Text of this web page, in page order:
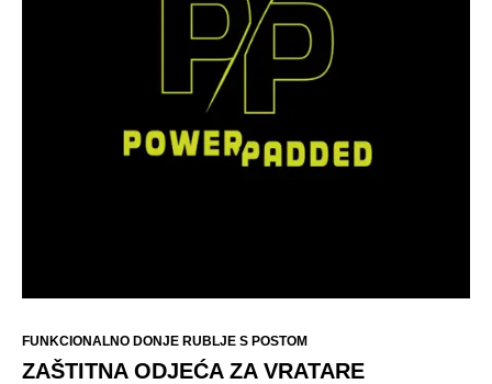
FUNKCIONALNO DONJE RUBLJE S POSTOM
ZAŠTITNA ODJEĆA ZA VRATARE